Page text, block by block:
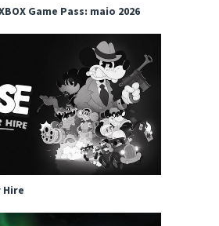
Game Pass: maio 2026
Hire